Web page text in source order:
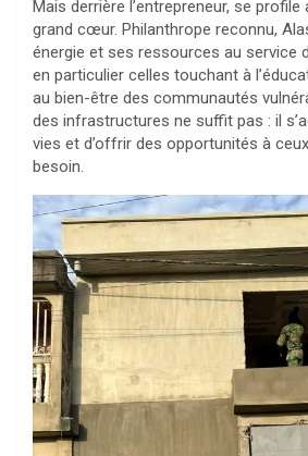
Mais derrière l’entrepreneur, se
grand cœur. Philanthrope reconnu,
énergie et ses ressources au service
en particulier celles touchant à
au bien-être des communautés
des infrastructures ne suffit pas : il
vies et d’offrir des opportunités à
besoin.